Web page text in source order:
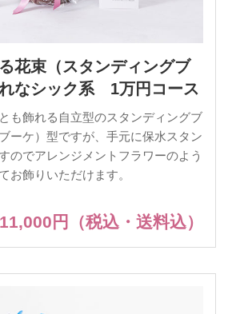
花束（スタンディングブ
なシック系 1万円コース
も飾れる自立型のスタンディングブ
ーケ）型ですが、手元に保水スタン
のでアレンジメントフラワーのよう
お飾りいただけます。
11,000円 （税込・送料込）